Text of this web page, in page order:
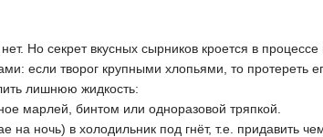
Но секрет вкусных сырников кроется в процессе
если творог крупными хлопьями, то протереть
лишнюю жидкость:
марлей, бинтом или одноразовой тряпкой.
на ночь) в холодильник под гнёт, т.е. придавить